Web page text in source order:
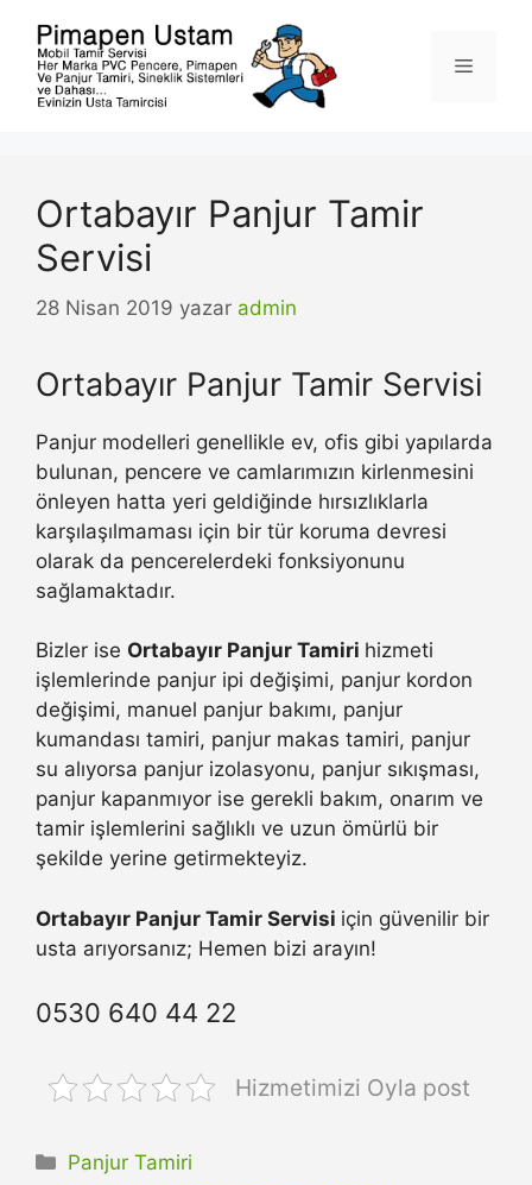
Menü
Ortabayır Panjur Tamir
Servisi
28 Nisan 2019 yazar admin
Ortabayır Panjur Tamir Servisi
Panjur modelleri genellikle ev, ofis gibi yapılarda
bulunan, pencere ve camlarımızın kirlenmesini
önleyen hatta yeri geldiğinde hırsızlıklarla
karşılaşılmaması için bir tür koruma devresi
olarak da pencerelerdeki fonksiyonunu
sağlamaktadır.
Bizler ise Ortabayır Panjur Tamiri hizmeti
işlemlerinde panjur ipi değişimi, panjur kordon
değişimi, manuel panjur bakımı, panjur
kumandası tamiri, panjur makas tamiri, panjur
su alıyorsa panjur izolasyonu, panjur sıkışması,
panjur kapanmıyor ise gerekli bakım, onarım ve
tamir işlemlerini sağlıklı ve uzun ömürlü bir
şekilde yerine getirmekteyiz.
Ortabayır Panjur Tamir Servisi için güvenilir bir
usta arıyorsanız; Hemen bizi arayın!
0530 640 44 22
Hizmetimizi Oyla post
Kategoriler
Panjur Tamiri